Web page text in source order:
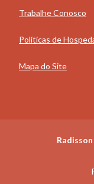
Trabalhe Conosco
Políticas de
Mapa do Site